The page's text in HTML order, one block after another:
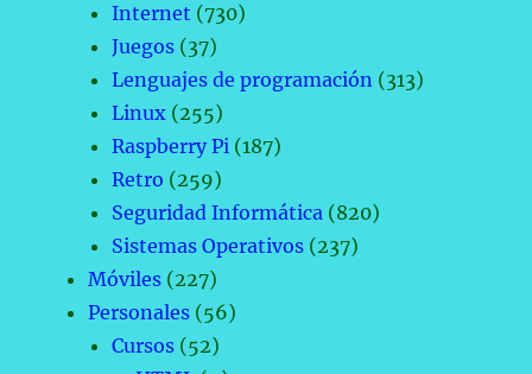
Internet (730)
Juegos (37)
Lenguajes de programación (313)
Linux (255)
Raspberry Pi (187)
Retro (259)
Seguridad Informática (820)
Sistemas Operativos (237)
Móviles (227)
Personales (56)
Cursos (52)